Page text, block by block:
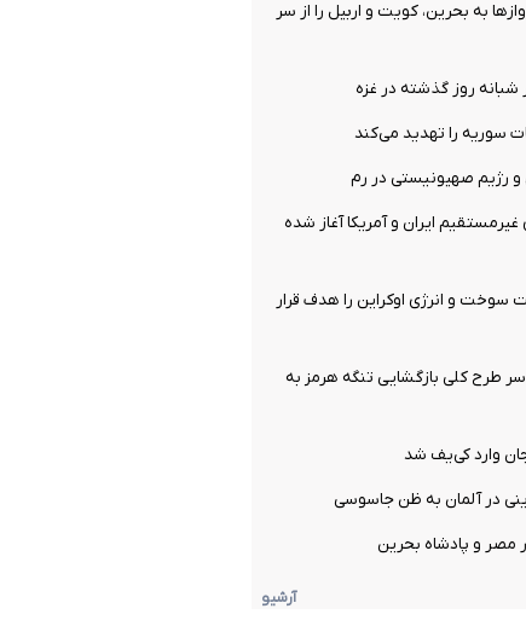
به بحرین، کویت و اربیل را از سر
سوریه را تهدید می‌کند
و رژیم صهیونیستی در رم
ایران و آمریکا آغاز شده
و انرژی اوکراین را هدف قرار
طرح کلی بازگشایی تنگه هرمز به
وارد کی‌یف شد
در آلمان به ظن جاسوسی
مصر و پادشاه بحرین
آرشیو